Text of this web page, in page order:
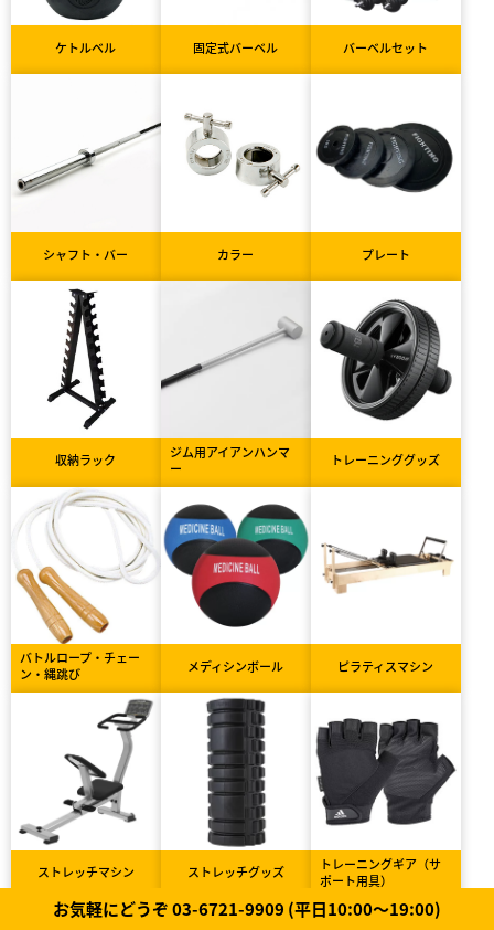
ケトルベル 固定式バーベル バーベルセット
シャフト・バー カラー プレート
収納ラック
ジム用アイアンハンマ
ー
トレーニンググッズ
バトルロープ・チェー
ン・縄跳び
メディシンボール ピラティスマシン
ストレッチマシン ストレッチグッズ
トレーニングギア（サ
ポート用具）
お気軽にどうぞ 03-6721-9909 (平日10:00～19:00)